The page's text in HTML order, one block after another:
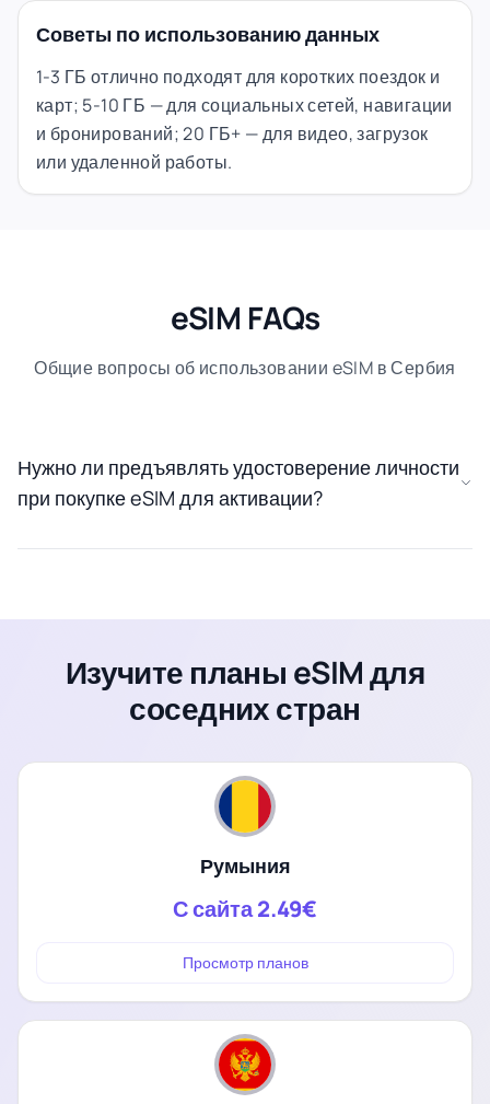
Советы по использованию данных
1-3 ГБ отлично подходят для коротких поездок и
карт; 5-10 ГБ — для социальных сетей, навигации
и бронирований; 20 ГБ+ — для видео, загрузок
или удаленной работы.
eSIM FAQs
Общие вопросы об использовании eSIM в Сербия
Нужно ли предъявлять удостоверение личности
при покупке eSIM для активации?
Изучите планы eSIM для
соседних стран
Румыния
С сайта2.49€
Просмотр планов